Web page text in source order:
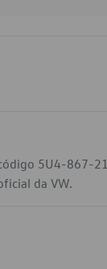
5U4-867-
da VW.